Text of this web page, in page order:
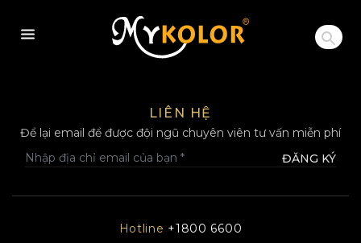
MYKOLOR
LIÊN HỆ
Để lại email để được đội ngũ chuyên viên tư vấn miễn phí
ĐĂNG KÝ
Hotline +1800 6600